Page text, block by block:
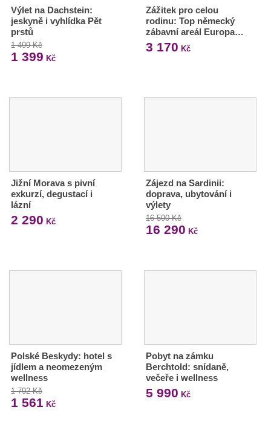
Výlet na Dachstein:
jeskyně i vyhlídka Pět
prstů
1 499 Kč
1 399 Kč
Zážitek pro celou
rodinu: Top německý
zábavní areál Europa…
3 170 Kč
Jižní Morava s pivní
exkurzí, degustací i
lázní
2 290 Kč
Zájezd na Sardinii:
doprava, ubytování i
výlety
16 590 Kč
16 290 Kč
Polské Beskydy: hotel s
jídlem a neomezeným
wellness
1 792 Kč
1 561 Kč
Pobyt na zámku
Berchtold: snídaně,
večeře i wellness
5 990 Kč